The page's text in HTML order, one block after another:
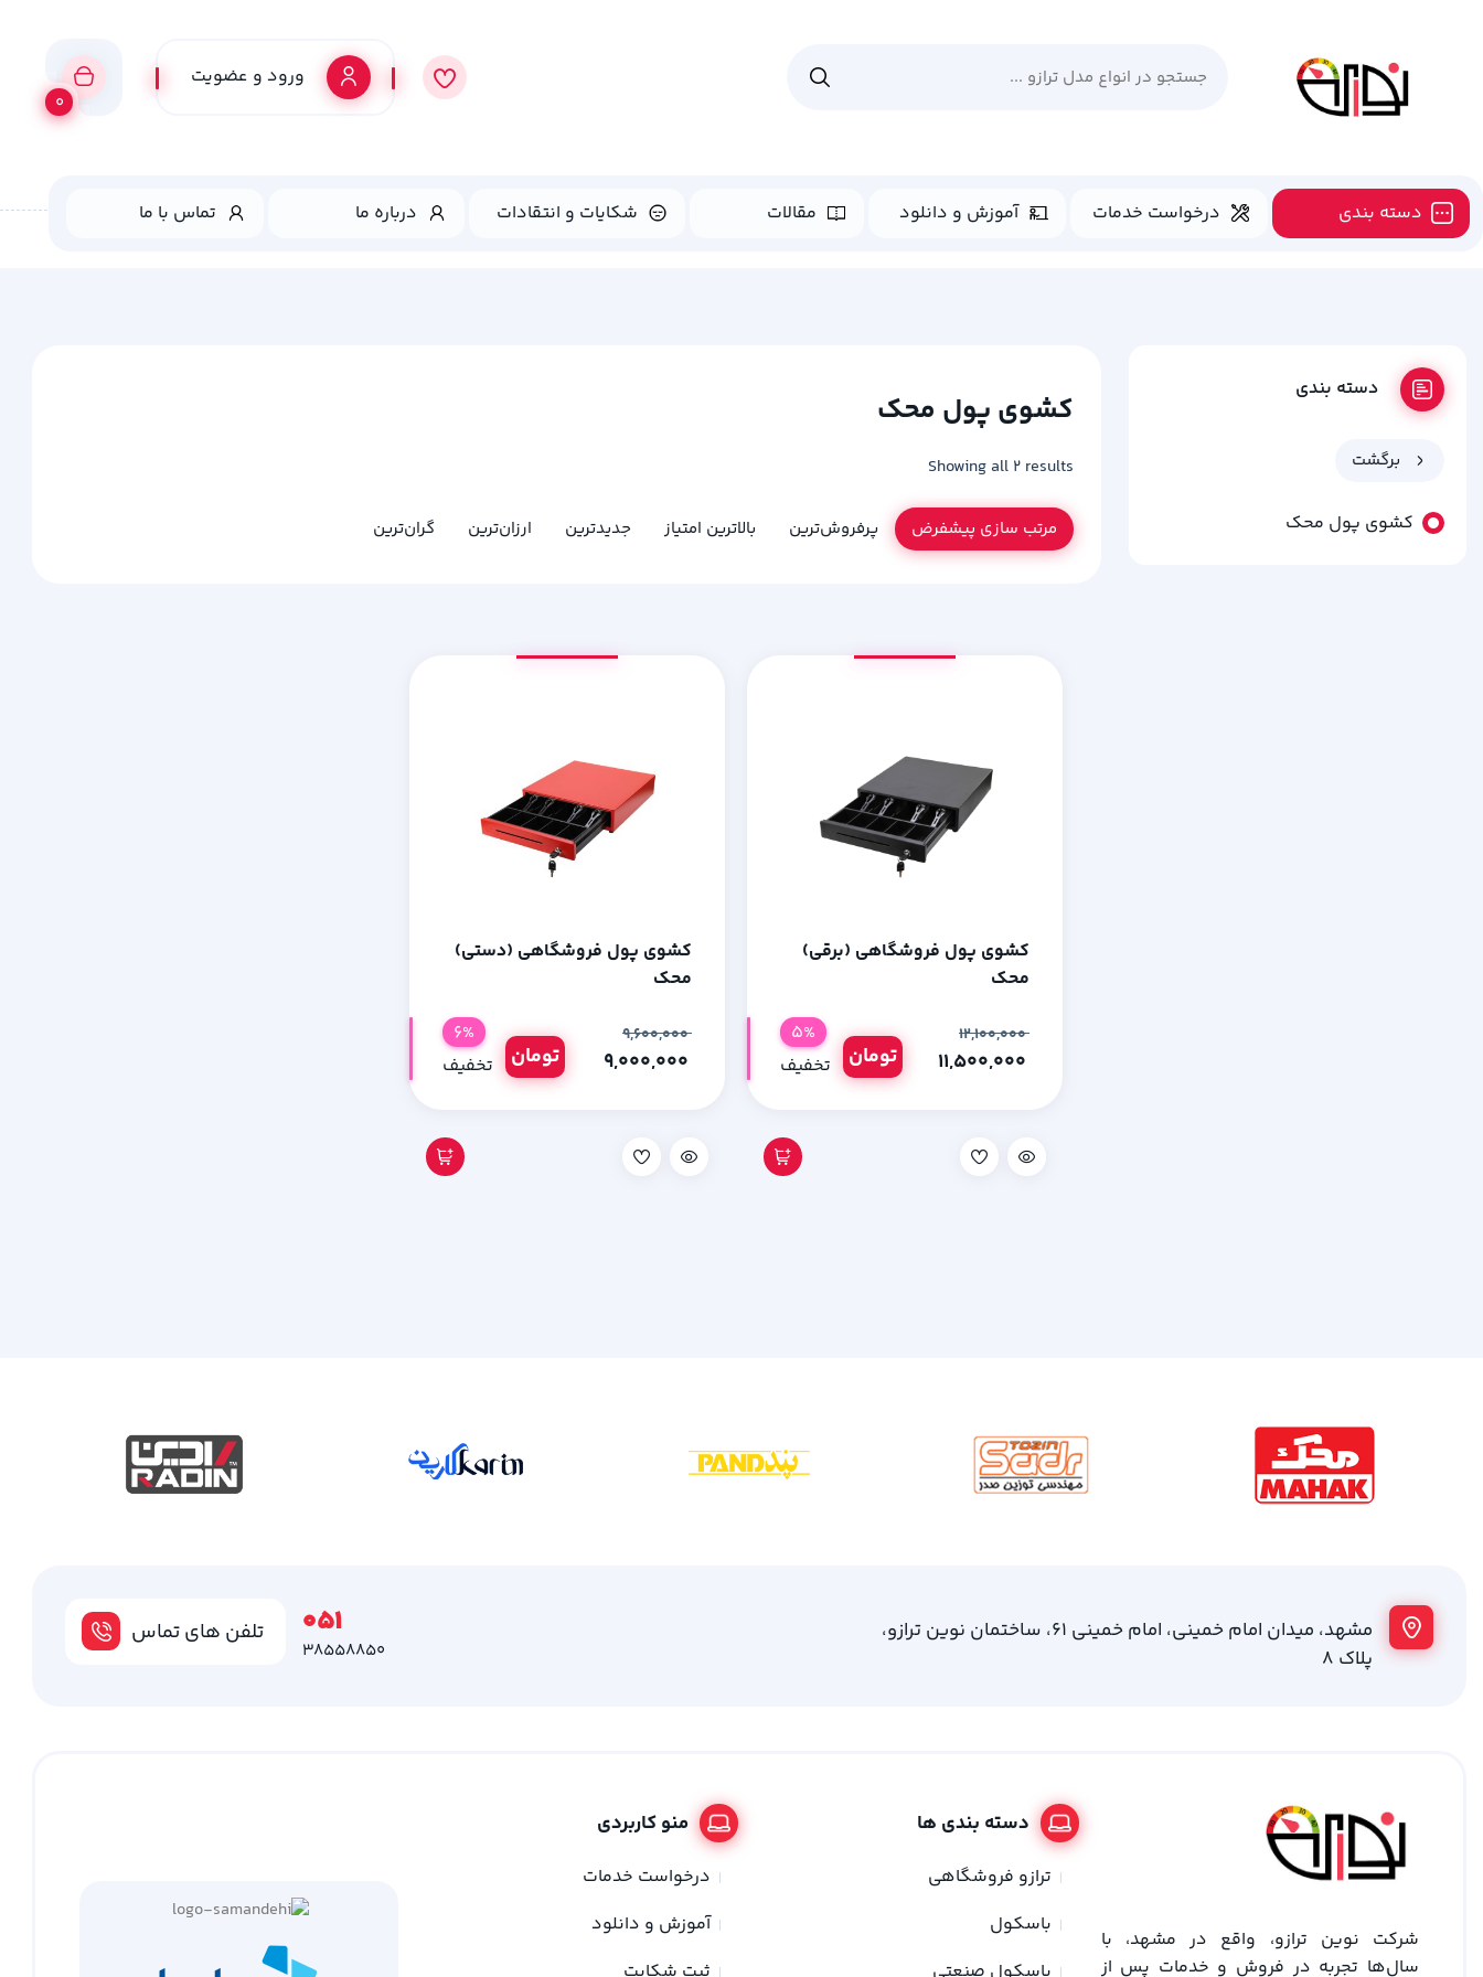
ورود و عضویت
0
دسته بندی درخواست خدمات آموزش و دانلود مقالات شکایات و انتقادات درباره ما تماس با ما
دسته بندی
برگشت
کشوی پول محک
کشوی پول محک
Showing all 2 results
مرتب سازی پیشفرض پرفروش‌ترین بالاترین امتیاز جدیدترین ارزان‌ترین گران‌ترین
کشوی پول فروشگاهی (برقی)
محک
۱۲,۱۰۰,۰۰۰
تومان
5%
تخفیف
کشوی پول فروشگاهی (دستی)
محک
۹,۶۰۰,۰۰۰
تومان
6%
تخفیف
مشهد، میدان امام خمینی، امام خمینی 61، ساختمان نوین ترازو،
پلاک 8
تلفن های تماس 051
38558850
شرکت نوین ترازو، واقع در مشهد، با
سال‌ها تجربه در فروش و خدمات پس از
دسته بندی ها
ترازو فروشگاهی
باسکول
منو کاربردی
درخواست خدمات
آموزش و دانلود